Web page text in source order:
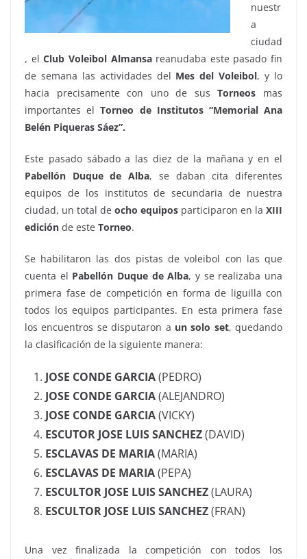
nuestr
a
ciudad
, elClub Voleibol Almansareanudaba este pasado fin
de semana las actividades del Mes del Voleibol, y lo
hacia precisamente con uno de susTorneos mas
importantes elTorneo de Institutos “Memorial Ana
Belén Piqueras Sáez”.
Este pasado sábado a las diez de la mañana y en el
Pabellón Duque de Alba, se daban cita diferentes
equipos de los institutos de secundaria de nuestra
ciudad, un total de ocho equipos participaron en la XIII
edición de este Torneo.
Se habilitaron las dos pistas de voleibol con las que
cuenta el Pabellón Duque de Alba, y se realizaba una
primera fase de competición en forma de liguilla con
todos los equipos participantes. En esta primera fase
los encuentros se disputaron a un solo set, quedando
la clasificación de la siguiente manera:
JOSE CONDE GARCIA(PEDRO)
JOSE CONDE GARCIA(ALEJANDRO)
JOSE CONDE GARCIA(VICKY)
ESCUTOR JOSE LUIS SANCHEZ(DAVID)
ESCLAVAS DE MARIA(MARIA)
ESCLAVAS DE MARIA(PEPA)
ESCULTOR JOSE LUIS SANCHEZ(LAURA)
ESCULTOR JOSE LUIS SANCHEZ(FRAN)
Una vez finalizada la competición con todos los